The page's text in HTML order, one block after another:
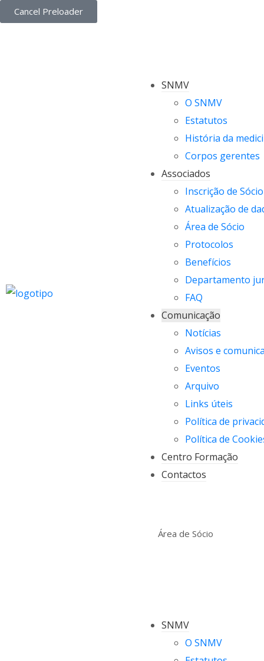
Cancel Preloader
SNMV
O SNMV
Estatutos
História da
Corpos gerentes
Associados
Inscrição de Sócio
Atualização de
Área de Sócio
Protocolos
Benefícios
Departamento
FAQ
Comunicação
Notícias
Avisos e
Eventos
Arquivo
Links úteis
Política de
Política de
Centro Formação
Contactos
Área de Sócio
SNMV
O SNMV